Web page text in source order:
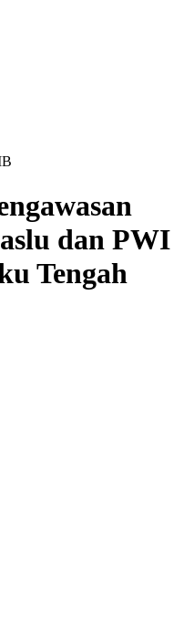
dan PWI
Tengah